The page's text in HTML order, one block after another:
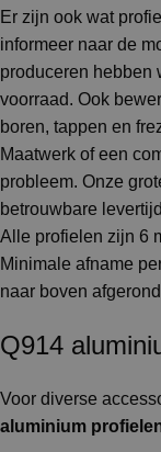
Er zijn ook wat
informeer naar de
produceren hebben
voorraad. Ook
boren, tappen en
Maatwerk of een
probleem. Onze
betrouwbare
Alle profielen zijn 6
Minimale afname
naar boven afgerond
Q914
Voor diverse
aluminium